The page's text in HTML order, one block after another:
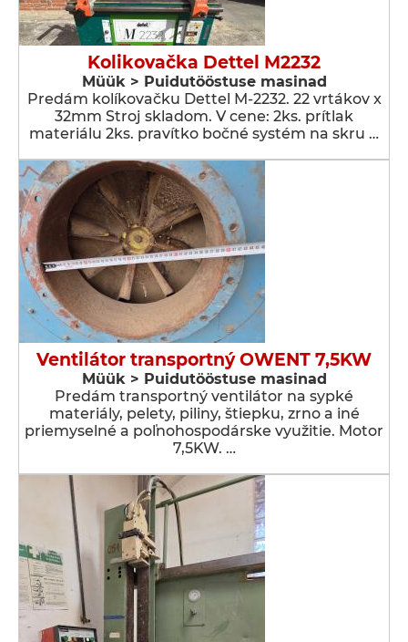
Kolikovačka Dettel M2232
Müük > Puidutööstuse masinad
Predám kolíkovačku Dettel M-2232. 22 vrtákov x
32mm Stroj skladom. V cene: 2ks. prítlak
materiálu 2ks. pravítko bočné systém na skru …
Ventilátor transportný OWENT 7,5KW
Müük > Puidutööstuse masinad
Predám transportný ventilátor na sypké
materiály, pelety, piliny, štiepku, zrno a iné
priemyselné a poľnohospodárske využitie. Motor
7,5KW. …